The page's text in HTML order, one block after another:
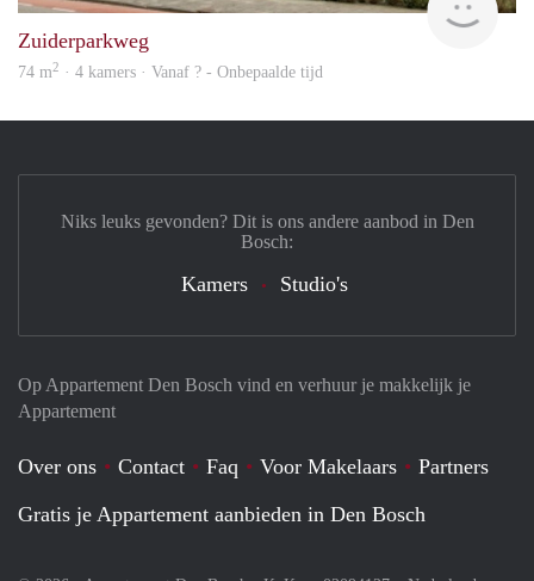
Zuiderparkweg
74 m2 · 4 kamers · Vanaf ? - Onbepaalde tijd
Op Appartement Den Bosch vind en verhuur je makkelijk je
Appartement
Over ons Contact Faq Voor Makelaars
Partners
Gratis je Appartement aanbieden in Den Bosch
Niks leuks gevonden? Dit is ons andere aanbod in Den
Bosch:
Kamers Studio's